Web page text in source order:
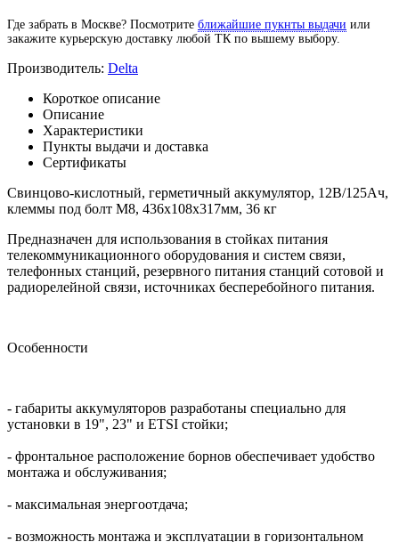
Где забрать в Москве? Посмотрите ближайшие пукнты выдачи или
закажите курьерскую доставку любой ТК по вышему выбору.
Производитель: Delta
Короткое описание
Описание
Характеристики
Пункты выдачи и доставка
Сертификаты
Свинцово-кислотный, герметичный аккумулятор, 12В/125Ач,
клеммы под болт М8, 436х108х317мм, 36 кг
Предназначен для использования в стойках питания
телекоммуникационного оборудования и систем связи,
телефонных станций, резервного питания станций сотовой и
радиорелейной связи, источниках бесперебойного питания.
Особенности
- габариты аккумуляторов разработаны специально для
установки в 19", 23" и ETSI стойки;
- фронтальное расположение борнов обеспечивает удобство
монтажа и обслуживания;
- максимальная энергоотдача;
- возможность монтажа и эксплуатации в горизонтальном